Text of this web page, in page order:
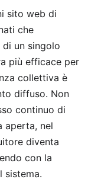
sito web di
che
un singolo
più efficace per
collettiva è
diffuso. Non
continuo di
aperta, nel
diventa
con la
sistema.